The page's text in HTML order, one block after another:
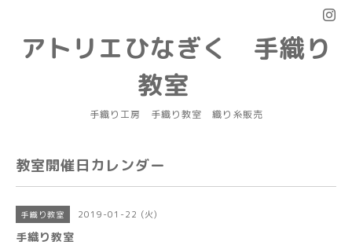
アトリエひなぎく 手織り
教室
手織り工房 手織り教室 織り糸販売
教室開催日カレンダー
手織り教室 2019-01-22 (火)
手織り教室